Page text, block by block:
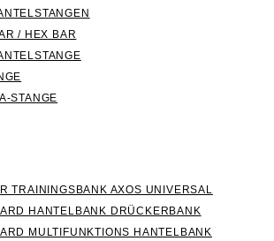
/ HEX BAR
STANGE
TRAININGSBANK AXOS UNIVERSAL
HANTELBANK DRÜCKERBANK
MULTIFUNKTIONS HANTELBANK